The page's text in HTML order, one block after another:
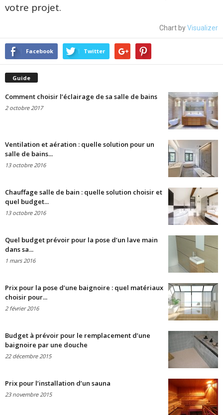
votre projet.
Chart byVisualizer
Facebook Twitter
Guide
Comment choisir l’éclairage de sa salle de bains
2 octobre 2017
Ventilation et aération : quelle solution pour un
salle de bains...
13 octobre 2016
Chauffage salle de bain : quelle solution choisir et
quel budget...
13 octobre 2016
Quel budget prévoir pour la pose d’un lave main
dans sa...
1 mars 2016
Prix pour la pose d’une baignoire : quel matériaux
choisir pour...
2 février 2016
Budget à prévoir pour le remplacement d’une
baignoire par une douche
22 décembre 2015
Prix pour l’installation d’un sauna
23 novembre 2015